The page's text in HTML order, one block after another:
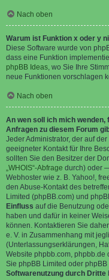
Nach oben
Warum ist Funktion x oder y
Diese Software wurde von
dass eine Funktion
phpBB Ideas, wo Sie Ihre
neue Funktionen vorschlagen
Nach oben
An wen soll ich mich
Anfragen zu diesem Forum
Jeder Administrator, der auf
geeigneter Kontakt für Ihre
sollten Sie den Besitzer der
„WHOIS“-Abfrage durch) oder
Webhoster wie z. B. Yahoo!,
den Abuse-Kontakt des
Limited (phpBB.com) und
Einfluss auf die Benutzung
haben und dafür in keiner
können. Kontaktieren Sie
e. V. in Zusammenhang mit
(Unterlassungserklärungen,
Website phpbb.com, phpbb.de
Sie phpBB Limited oder
Softwarenutzung durch Dritte